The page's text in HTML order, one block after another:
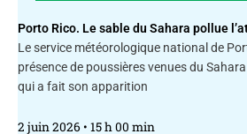
Porto Rico. Le sable du Sahara pollue
Le service météorologique national de
présence de poussières venues du
qui a fait son apparition
2 juin 2026 15 h 00 min